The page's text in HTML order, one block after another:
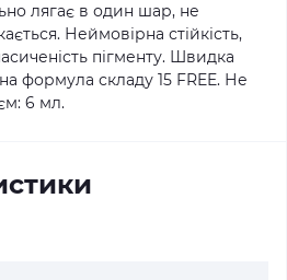
лягає в один шар, не
Неймовірна стійкість,
пігменту. Швидка
формула складу 15 FREE. Не
6 мл.